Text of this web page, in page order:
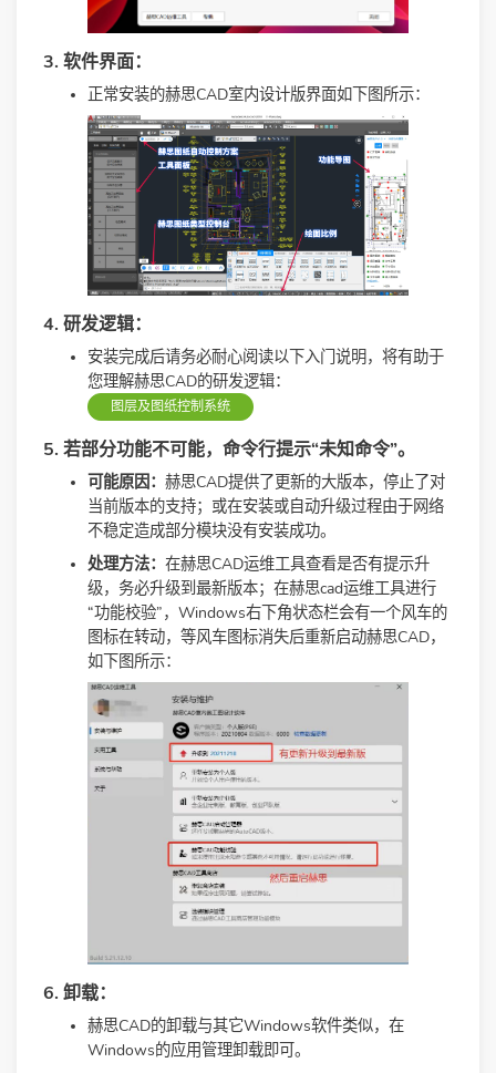
3. 软件界面：
正常安装的赫思CAD室内设计版界面如下图所示：
4. 研发逻辑：
安装完成后请务必耐心阅读以下入门说明，将有助于
您理解赫思CAD的研发逻辑：
图层及图纸控制系统
5. 若部分功能不可能，命令行提示“未知命令”。
可能原因： 赫思CAD提供了更新的大版本，停止了对
当前版本的支持；或在安装或自动升级过程由于网络
不稳定造成部分模块没有安装成功。
处理方法： 在赫思CAD运维工具查看是否有提示升
级，务必升级到最新版本；在赫思cad运维工具进行
“功能校验”，Windows右下角状态栏会有一个风车的
图标在转动，等风车图标消失后重新启动赫思CAD，
如下图所示：
6. 卸载：
赫思CAD的卸载与其它Windows软件类似，在
Windows的应用管理卸载即可。